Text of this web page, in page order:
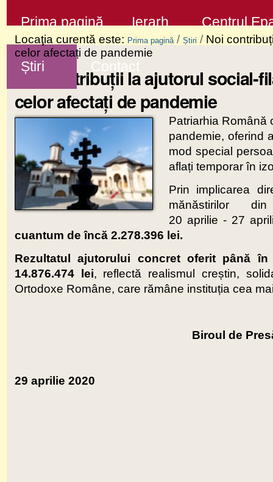
la
conţinut
Sari
la
navigare
Prima pagină Ierarh Centrul
Știri Contact
Locaţia curentă este: Prima pagină / Știri / Noi
celor afectați de pandemie
Noi contribuții la ajutorul social-
celor afectați de pandemie
Patriarhia Română
pandemie, oferind
mod special
aflați temporar în
Prin implicarea
mănăstirilor
20 aprilie - 27
cuantum de încă 2.278.396 lei.
Rezultatul ajutorului concret oferit până
14.876.474 lei, reflectă realismul creștin,
Ortodoxe Române, care rămâne instituția cea
Biroul de
29 aprilie 2020